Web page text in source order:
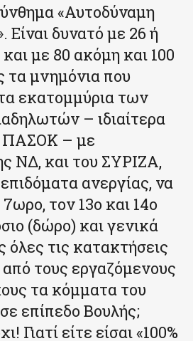
«Αυτοδύναμη
Είναι δυνατό με 26 ή
με 80 ακόμη και 100
τα μνημόνια που
εκατομμύρια των
– ιδιαίτερα
ΠΑΣΟΚ – με
ΝΔ, και του ΣΥΡΙΖΑ,
ανεργίας, να
τον 13ο και 14ο
(δώρο) και γενικά
όλες τις κατακτήσεις
τους εργαζόμενους
τα κόμματα του
επίπεδο Βουλής;
Γιατί είτε είσαι «100%